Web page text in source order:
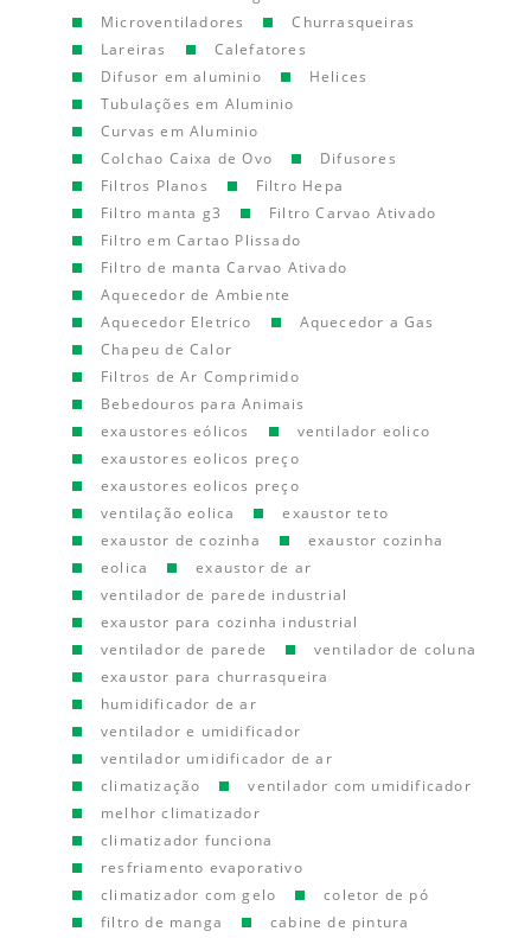
Microventiladores
Churrasqueiras
Lareiras
Calefatores
Difusor em aluminio
Helices
Tubulações em Aluminio
Curvas em Aluminio
Colchao Caixa de Ovo
Difusores
Filtros Planos
Filtro Hepa
Filtro manta g3
Filtro Carvao Ativado
Filtro em Cartao Plissado
Filtro de manta Carvao Ativado
Aquecedor de Ambiente
Aquecedor Eletrico
Aquecedor a Gas
Chapeu de Calor
Filtros de Ar Comprimido
Bebedouros para Animais
exaustores eólicos
ventilador eolico
exaustores eolicos preço
exaustores eolicos preço
ventilação eolica
exaustor teto
exaustor de cozinha
exaustor cozinha
eolica
exaustor de ar
ventilador de parede industrial
exaustor para cozinha industrial
ventilador de parede
ventilador de coluna
exaustor para churrasqueira
humidificador de ar
ventilador e umidificador
ventilador umidificador de ar
climatização
ventilador com umidificador
melhor climatizador
climatizador funciona
resfriamento evaporativo
climatizador com gelo
coletor de pó
filtro de manga
cabine de pintura